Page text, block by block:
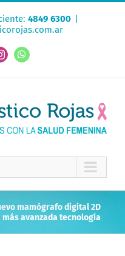
4849 6300 |
WhatsApp
mamógrafo digital 2D
más avanzada tecnología